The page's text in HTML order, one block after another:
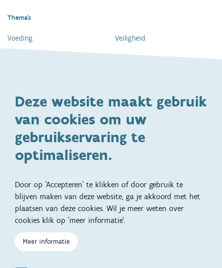
Deze website maakt gebruik
van cookies om uw
gebruikservaring te
optimaliseren.
Door op 'Accepteren' te klikken of door gebruik te
blijven maken van deze website, ga je akkoord met het
plaatsen van deze cookies. Wil je meer weten over
cookies klik op 'meer informatie'.
Meer informatie
Thema's
Voeding
Ontwikkeling en gedrag
Specifieke
ondersteuningsbehoefte
Zwangerschap en geboorte
Slapen
Veiligheid
Dagelijkse verzorging
Gezinsleven
Adoptie
Kinderwens
Voet
Kind en Gezin diensten
Aanbod tijdens de
zwangerschap
Vertalingen